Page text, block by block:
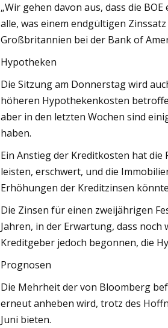
„Wir gehen davon aus, dass die
alle, was einem endgültigen
Großbritannien bei der Bank of
Hypotheken
Die Sitzung am Donnerstag wird
höheren Hypothekenkosten
aber in den letzten Wochen sind
haben.
Ein Anstieg der Kreditkosten hat
leisten, erschwert, und die
Erhöhungen der Kreditzinsen
Die Zinsen für einen zweijährigen
Jahren, in der Erwartung, dass
Kreditgeber jedoch begonnen, die
Prognosen
Die Mehrheit der von Bloomberg
erneut anheben wird, trotz des
Juni bieten.